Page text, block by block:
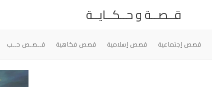
قــصــة و حــكــايــة
قصص إجتماعية قصص إسلامية قصص فكاهية قــصـص حــب